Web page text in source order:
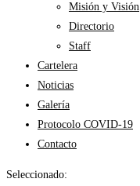
Misión y Visión
Directorio
Staff
Cartelera
Noticias
Galería
Protocolo COVID-19
Contacto
Seleccionado: